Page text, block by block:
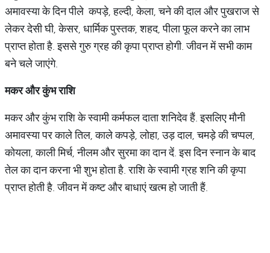
अमावस्या के दिन पीले कपड़े, हल्दी, केला, चने की दाल और पुखराज से
लेकर देसी घी, केसर, धार्मिक पुस्तक, शहद, पीला फूल करने का लाभ
प्राप्त होता है. इससे गुरु ग्रह की कृपा प्राप्त होगी. जीवन में सभी काम
बने चले जाएंगे.
मकरऔरकुंभराशि
मकर और कुंभ राशि के स्वामी कर्मफल दाता शनिदेव हैं. इसलिए मौनी
अमावस्या पर काले तिल, काले कपड़े, लोहा, उड़ दाल, चमड़े की चप्पल,
कोयला, काली मिर्च, नीलम और सुरमा का दान दें. इस दिन स्नान के बाद
तेल का दान करना भी शुभ होता है. राशि के स्वामी ग्रह शनि की कृपा
प्राप्त होती है. जीवन में कष्ट और बाधाएं खत्म हो जाती हैं.